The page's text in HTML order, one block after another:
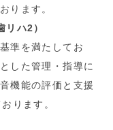
ります。
リハ2）
準を満たしてお
した管理・指導に
機能の評価と支援
ります。